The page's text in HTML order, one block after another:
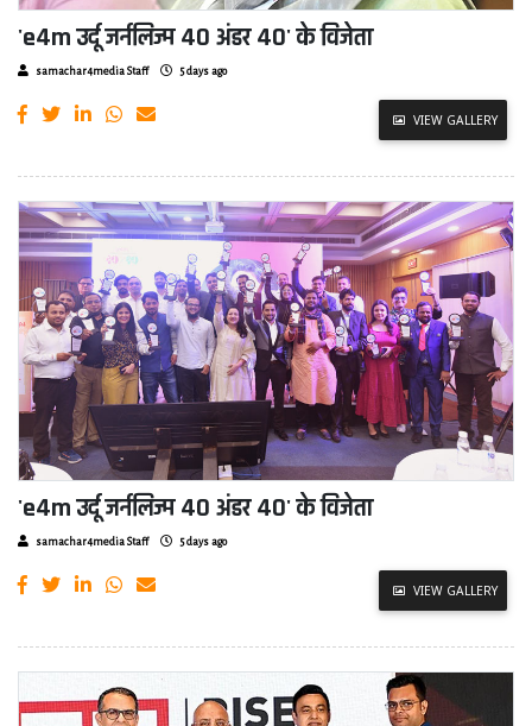
'e4m उर्दू जर्नलिज्म 40 अंडर 40' के विजेता
samachar4media Staff 5 days ago
VIEW GALLERY
'e4m उर्दू जर्नलिज्म 40 अंडर 40' के विजेता
samachar4media Staff 5 days ago
VIEW GALLERY